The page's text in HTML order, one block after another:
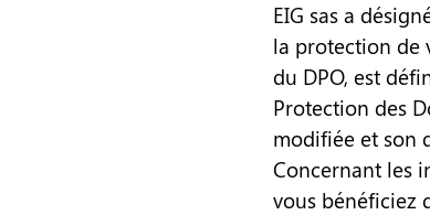
EIG sas a
la protection de
du DPO, est
Protection des
modifiée et son
Concernant les
vous bénéficiez